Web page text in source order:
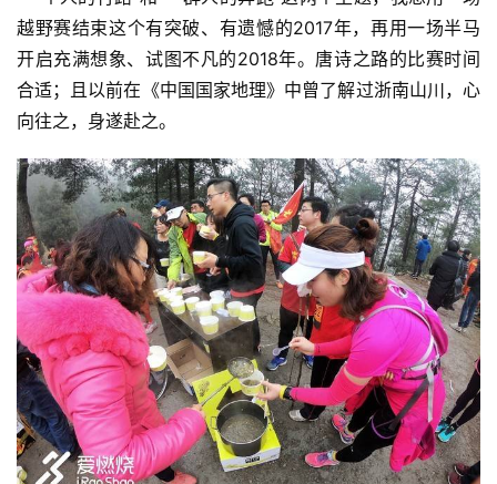
比
赛
观
装
备
训
练
视
频
用
越野赛结束这个有突破、有遗憾的2017年，再用一场半马
开启充满想象、试图不凡的2018年。唐诗之路的比赛时间
合适；且以前在《中国国家地理》中曾了解过浙南山川，心
向往之，身遂赴之。